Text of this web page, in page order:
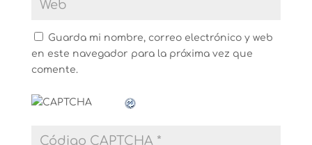
Guarda mi nombre, correo electrónico y web
en este navegador para la próxima vez que
comente.